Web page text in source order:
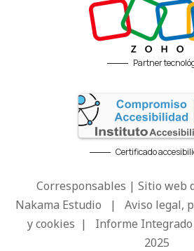
Partner
Certificado
Corresponsables | Sitio web
Nakama Estudio | Aviso legal,
y cookies | Informe
2025